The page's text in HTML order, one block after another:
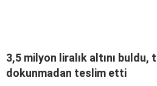
3,5 milyon liralık altını buldu,
dokunmadan teslim etti